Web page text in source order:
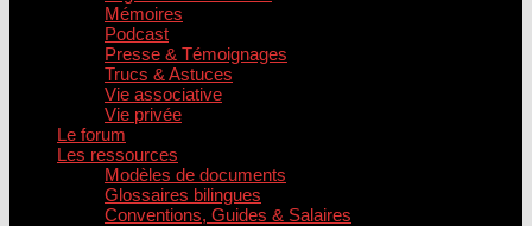
Mémoires
Podcast
Presse & Témoignages
Trucs & Astuces
Vie associative
Vie privée
Le forum
Les ressources
Modèles de documents
Glossaires bilingues
Conventions, Guides & Salaires